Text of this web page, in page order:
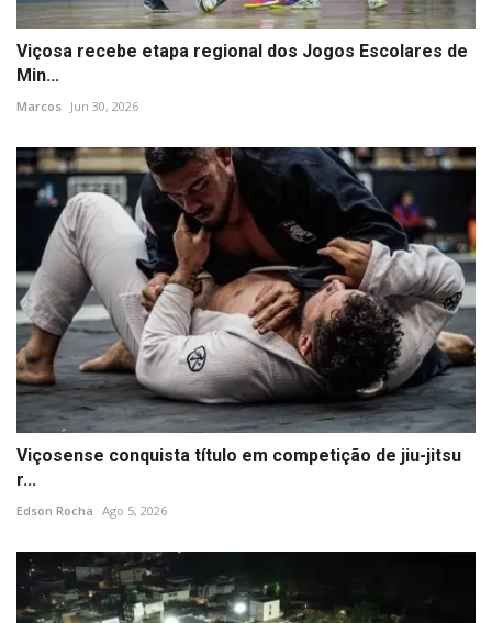
Viçosa recebe etapa regional dos Jogos Escolares de
Min...
Marcos Jun 30, 2026
Viçosense conquista título em competição de jiu-jitsu
r...
Edson Rocha Ago 5, 2026